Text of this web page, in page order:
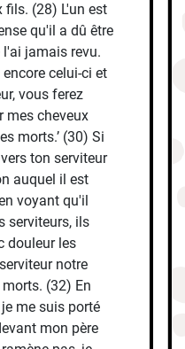
fils. (28) L'un est
qu'il a dû être
l'ai jamais revu.
celui-ci et
vous ferez
mes cheveux
morts.’ (30) Si
ton serviteur
auquel il est
voyant qu'il
serviteurs, ils
douleur les
notre
(32) En
me suis porté
mon père